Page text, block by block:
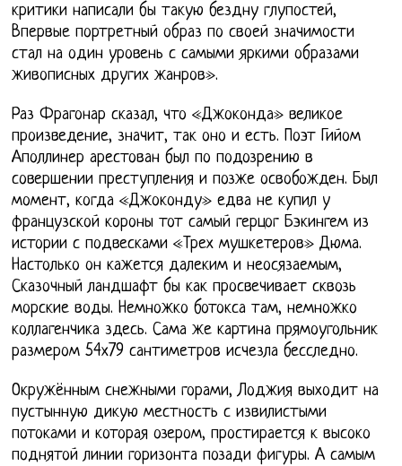
критики написали бы такую бездну глупостей,
Впервые портретный образ по своей значимости
стал на один уровень с самыми яркими образами
живописных других жанров».
Раз Фрагонар сказал, что «Джоконда» великое
произведение, значит, так оно и есть. Поэт Гийом
Аполлинер арестован был по подозрению в
совершении преступления и позже освобожден. Был
момент, когда «Джоконду» едва не купил у
французской короны тот самый герцог Бэкингем из
истории с подвесками «Трех мушкетеров» Дюма.
Настолько он кажется далеким и неосязаемым,
Сказочный ландшафт бы как просвечивает сквозь
морские воды. Немножко ботокса там, немножко
коллагенчика здесь. Сама же картина прямоугольник
размером 54х79 сантиметров исчезла бесследно.
Окружённым снежными горами, Лоджия выходит на
пустынную дикую местность с извилистыми
потоками и которая озером, простирается к высоко
поднятой линии горизонта позади фигуры. А самым